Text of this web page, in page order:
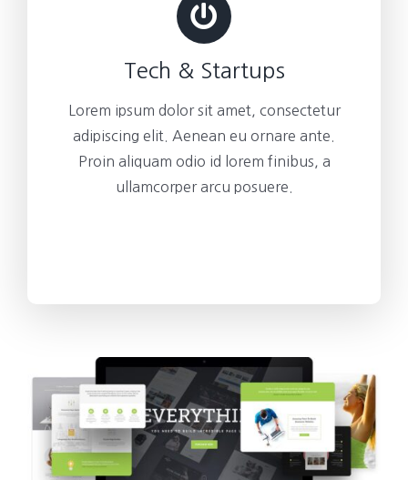
Tech & Startups
Lorem ipsum dolor sit amet, consectetur
adipiscing elit. Aenean eu ornare ante.
Proin aliquam odio id lorem finibus, a
ullamcorper arcu posuere.